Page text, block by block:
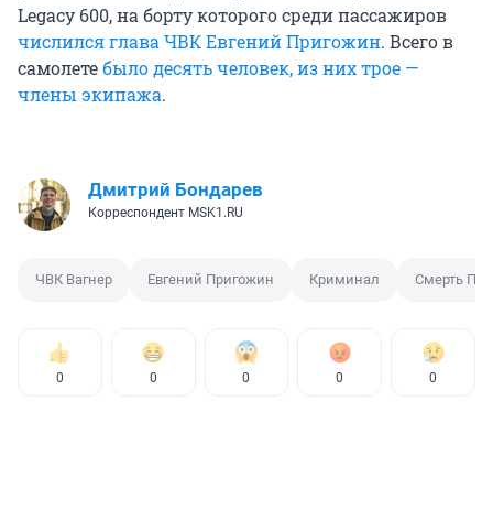
Legacy 600, на борту которого среди пассажиров
числился глава ЧВК Евгений Пригожин. Всего в
самолетебыло десять человек, из них трое —
члены экипажа.
Дмитрий Бондарев
Корреспондент MSK1.RU
ЧВК Вагнер Евгений Пригожин Криминал Смерть
0 0 0 0 0